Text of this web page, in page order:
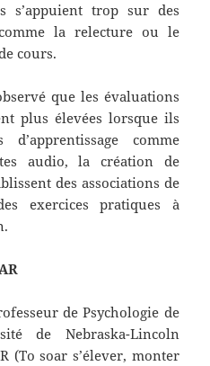
trop sur des
la relecture ou le
cours.
que les évaluations
plus élevées lorsque ils
comme
audio, la création de
des associations de
exercices pratiques à
de Psychologie de
de Nebraska-Lincoln
(To soar s’élever, monter